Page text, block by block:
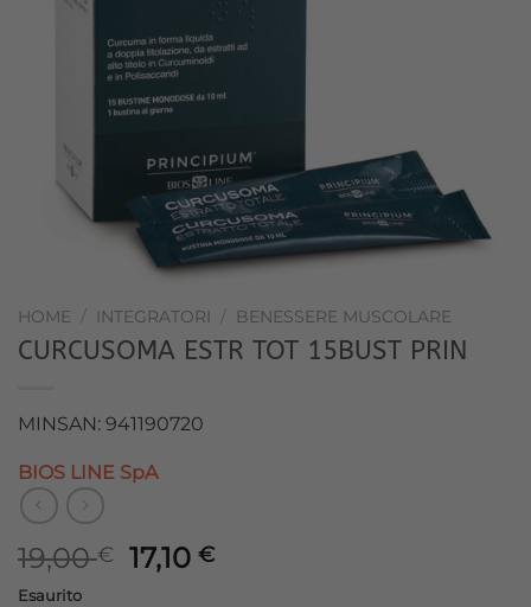
HOME / INTEGRATORI / BENESSERE MUSCOLARE
CURCUSOMA ESTR TOT 15BUST PRIN
MINSAN: 941190720
BIOS LINE SpA
19,00€
Il
17,10€Il
Esaurito